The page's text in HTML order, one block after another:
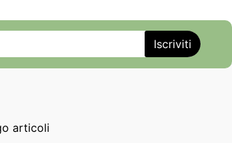
articoli